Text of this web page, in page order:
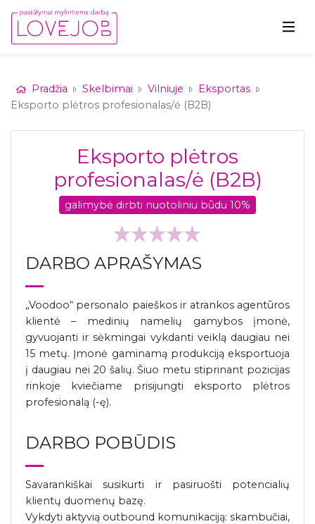
Pradžia Skelbimai Vilniuje
Eksportas
Eksporto plėtros profesionalas/ė (B2B)
Eksporto plėtros
profesionalas/ė (B2B)
galimybė dirbti nuotoliniu būdu 10%
DARBO APRAŠYMAS
„Voodoo“ personalo paieškos ir atrankos agentūros
klientė – medinių namelių gamybos įmonė,
gyvuojanti ir sėkmingai vykdanti veiklą daugiau nei
15 metų. Įmonė gaminamą produkciją eksportuoja
į daugiau nei 20 šalių. Šiuo metu stiprinant pozicijas
rinkoje kviečiame prisijungti eksporto plėtros
profesionalą (-ę).
DARBO POBŪDIS
Savarankiškai susikurti ir pasiruošti potencialių
klientų duomenų bazę.
Vykdyti aktyvią outbound komunikaciją: skambučiai,